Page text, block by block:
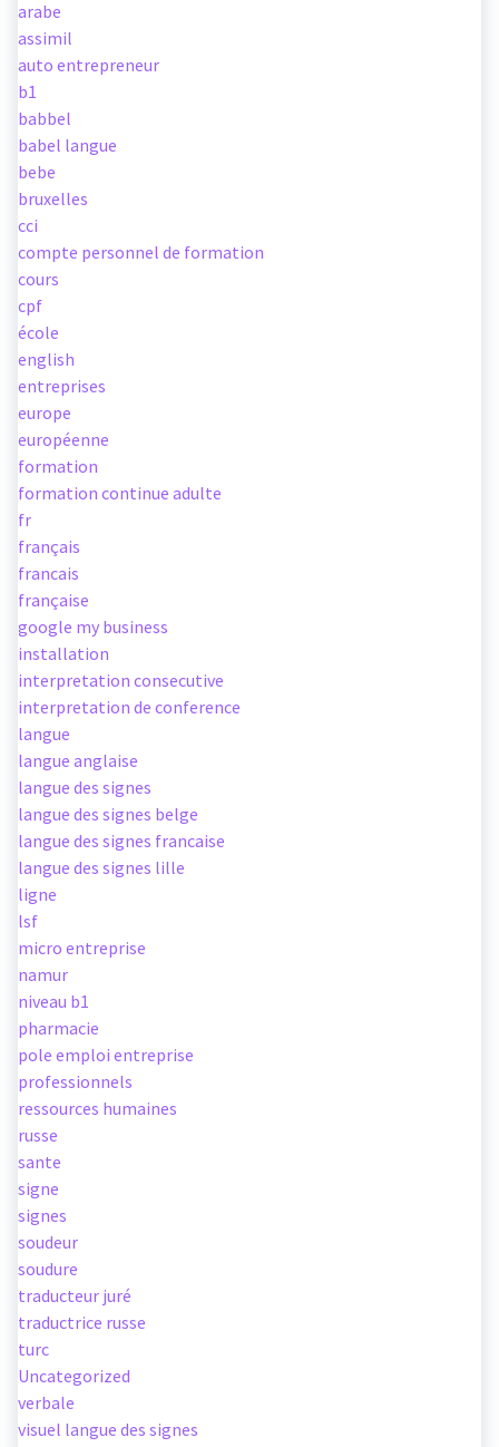
arabe
assimil
auto entrepreneur
b1
babbel
babel langue
bebe
bruxelles
cci
compte personnel de formation
cours
cpf
école
english
entreprises
europe
européenne
formation
formation continue adulte
fr
français
francais
française
google my business
installation
interpretation consecutive
interpretation de conference
langue
langue anglaise
langue des signes
langue des signes belge
langue des signes francaise
langue des signes lille
ligne
lsf
micro entreprise
namur
niveau b1
pharmacie
pole emploi entreprise
professionnels
ressources humaines
russe
sante
signe
signes
soudeur
soudure
traducteur juré
traductrice russe
turc
Uncategorized
verbale
visuel langue des signes